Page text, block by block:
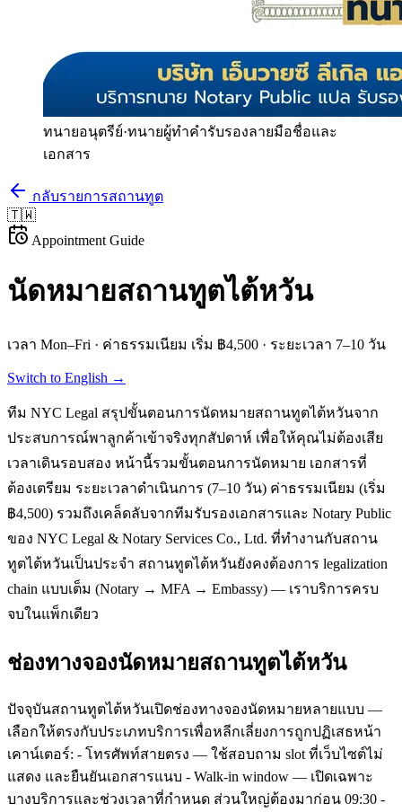
ทนายอนุตรีย์·ทนายผู้ทำคำรับรองลายมือชื่อและ
เอกสาร
กลับรายการสถานทูต
🇹🇼
Appointment Guide
นัดหมายสถานทูตไต้หวัน
เวลา Mon–Fri · ค่าธรรมเนียม เริ่ม ฿4,500 · ระยะเวลา 7–10 วัน
Switch to English →
ทีม NYC Legal สรุปขั้นตอนการนัดหมายสถานทูตไต้หวันจาก
ประสบการณ์พาลูกค้าเข้าจริงทุกสัปดาห์ เพื่อให้คุณไม่ต้องเสีย
เวลาเดินรอบสอง หน้านี้รวมขั้นตอนการนัดหมาย เอกสารที่
ต้องเตรียม ระยะเวลาดำเนินการ (7–10 วัน) ค่าธรรมเนียม (เริ่ม
฿4,500) รวมถึงเคล็ดลับจากทีมรับรองเอกสารและ Notary Public
ของ NYC Legal & Notary Services Co., Ltd. ที่ทำงานกับสถาน
ทูตไต้หวันเป็นประจำ สถานทูตไต้หวันยังคงต้องการ legalization
chain แบบเต็ม (Notary → MFA → Embassy) — เราบริการครบ
จบในแพ็กเดียว
ช่องทางจองนัดหมายสถานทูตไต้หวัน
ปัจจุบันสถานทูตไต้หวันเปิดช่องทางจองนัดหมายหลายแบบ —
เลือกให้ตรงกับประเภทบริการเพื่อหลีกเลี่ยงการถูกปฏิเสธหน้า
เคาน์เตอร์: - โทรศัพท์สายตรง — ใช้สอบถาม slot ที่เว็บไซต์ไม่
แสดง และยืนยันเอกสารแนบ - Walk-in window — เปิดเฉพาะ
บางบริการและช่วงเวลาที่กำหนด ส่วนใหญ่ต้องมาก่อน 09:30 -